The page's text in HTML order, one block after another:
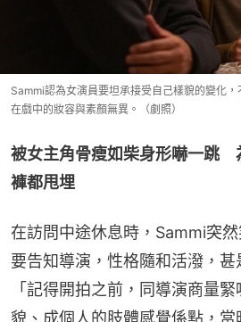
Sammi認為女演員要坦承接受自己樣貌的變化，
在戲中的妝容與素顏無異。（劇照）
被女主角骨瘦如柴身形嚇一跳
褲都甩埋
在訪問中途休息時，Sammi突
要告知導演，性格隨和活潑，甚
「記得開拍之前，同導演商量